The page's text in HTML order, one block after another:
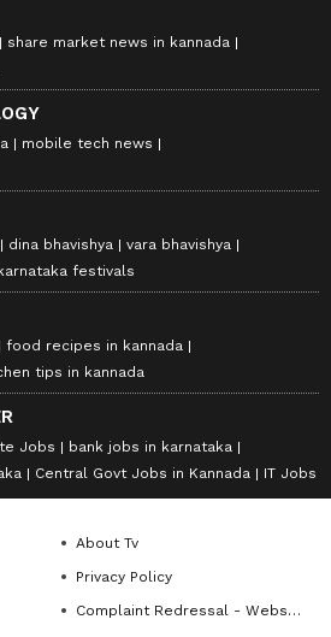
share market news in kannada
mobile tech news
dina bhavishya
vara bhavishya
karnataka festivals
food recipes in kannada
tips in kannada
Jobs
bank jobs in karnataka
Central Govt Jobs in Kannada IT Jobs
About Tv
Privacy Policy
Complaint Redressal - Website